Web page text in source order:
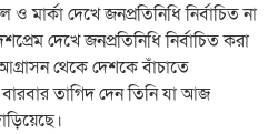
দেখে জনপ্রতিনিধি নির্বাচিত না
দেখে জনপ্রতিনিধি নির্বাচিত করা
থেকে দেশকে বাঁচাতে
তাগিদ দেন তিনি যা আজ